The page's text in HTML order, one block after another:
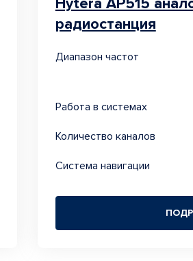
Hytera AP515
радиостанция
Диапазон частот
Работа в системах
Количество каналов
Система навигации